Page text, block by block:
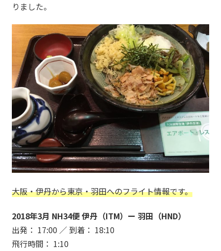
りました。
大阪・伊丹から東京・羽田へのフライト情報です。
2018年3月 NH34便 伊丹（ITM）ー 羽田（HND）
出発： 17:00 ／ 到着： 18:10
飛行時間： 1:10